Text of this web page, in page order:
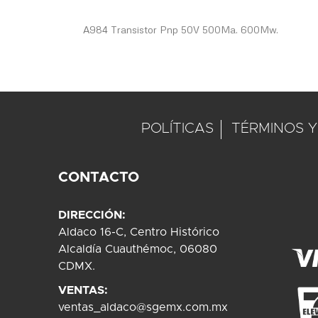
A984 Transistor Pnp 50V 500Ma. 600Mw.
POLÍTICAS TÉRMINOS
CONTACTO
DIRECCIÓN:
Aldaco 16-C, Centro Histórico
Alcaldía Cuauthémoc, 06080
CDMX.
VENTAS:
ventas_aldaco@sgemx.com.mx